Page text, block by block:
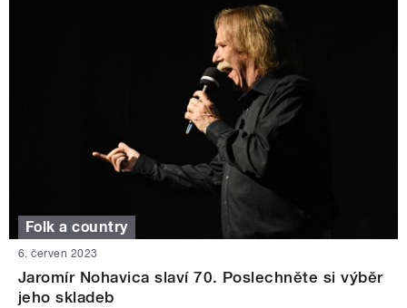
Folk a country
6. červen 2023
Jaromír Nohavica slaví 70. Poslechněte si výběr
jeho skladeb